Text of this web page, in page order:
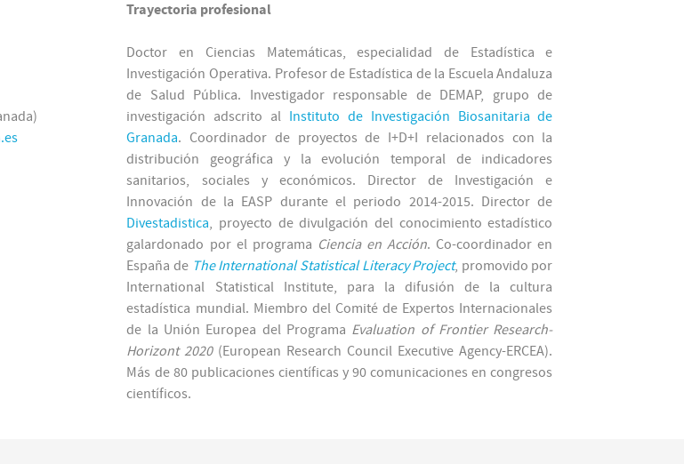
Trayectoria profesional
Doctor en Ciencias Matemáticas, especialidad de Estadística e
Investigación Operativa. Profesor de Estadística de la Escuela Andaluza
de Salud Pública. Investigador responsable de DEMAP, grupo de
investigación adscrito al Instituto de Investigación Biosanitaria de
Granada. Coordinador de proyectos de I+D+I relacionados con la
distribución geográfica y la evolución temporal de indicadores
sanitarios, sociales y económicos. Director de Investigación e
Innovación de la EASP durante el periodo 2014-2015. Director de
Divestadistica , proyecto de divulgación del conocimiento estadístico
galardonado por el programa Ciencia en Acción. Co-coordinador en
España de The International Statistical Literacy Project, promovido por
International Statistical Institute, para la difusión de la cultura
estadística mundial. Miembro del Comité de Expertos Internacionales
de la Unión Europea del Programa Evaluation of Frontier Research-
Horizont 2020(European Research Council Executive Agency-ERCEA).
Más de 80 publicaciones científicas y 90 comunicaciones en congresos
científicos.